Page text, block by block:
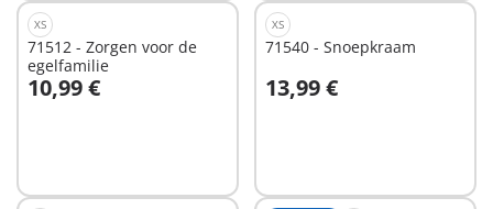
XS
71512 - Zorgen voor de
egelfamilie
10,99 €
In winkelwagen
XS
71540 - Snoepkraam
13,99 €
In winkelwagen